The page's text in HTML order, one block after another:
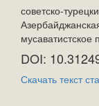
советско-
мусаватистское
DOI:
Скачать текст